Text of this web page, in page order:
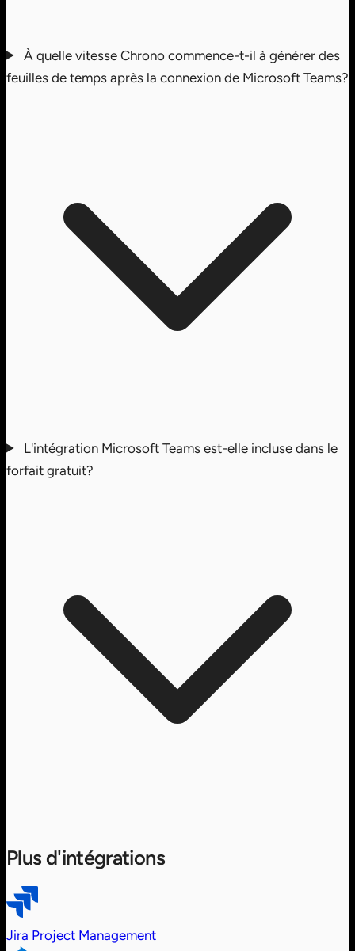
À quelle vitesse Chrono commence-t-il à générer des
feuilles de temps après la connexion de Microsoft Teams?
L'intégration Microsoft Teams est-elle incluse dans le
forfait gratuit?
Plus d'intégrations
Jira Project Management